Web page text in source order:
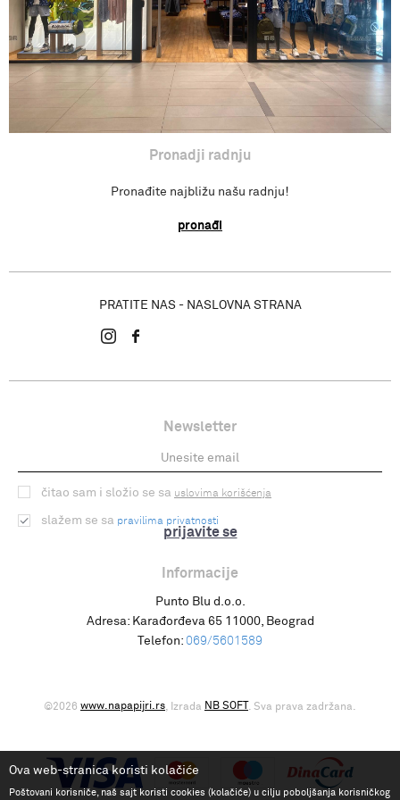
Pronadji radnju
Pronađite najbližu našu radnju!
pronađi
PRATITE NAS - NASLOVNA STRANA
Newsletter
prijavite se
čitao sam i složio se sa uslovima korišćenja
slažem se sa pravilima privatnosti
Informacije
Punto Blu d.o.o.
Adresa: Karađorđeva 65 11000, Beograd
Telefon: 069/5601589
©2026 www.napapijri.rs , Izrada NB SOFT . Sva prava zadržana.
Ova web-stranica koristi kolačiće
Poštovani korisniče, naš sajt koristi cookies (kolačiće) u cilju poboljšanja korisničkog